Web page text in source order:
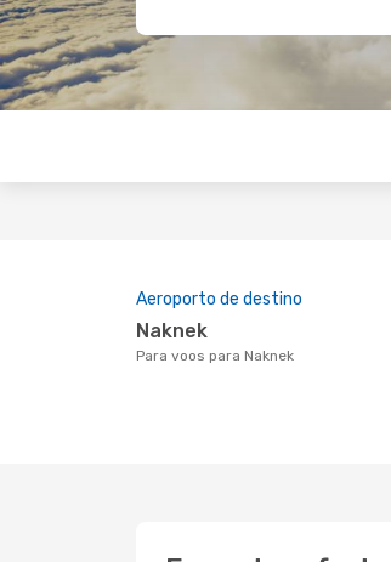
Aeroporto de destino
Naknek
Para voos para Naknek